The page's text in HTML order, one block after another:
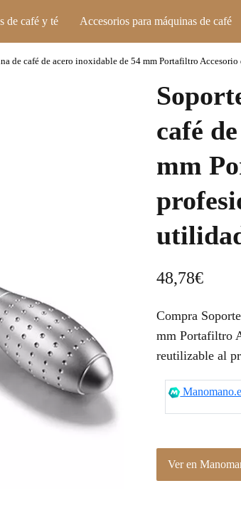
de café y té Accesorios para máquinas de café
de café de acero inoxidable de 54 mm Portafiltro
café
mm
48,78€
Compra
mm Portafiltro
reutilizable al
Ver en